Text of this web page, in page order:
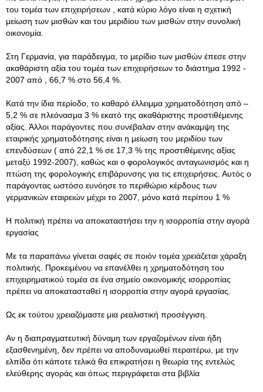
του τομέα των επιχειρήσεων , κατά κύριο λόγο είναι η σχετική
μείωση των μισθών και του μεριδίου των μισθών στην συνολική
οικονομία.
Στη Γερμανία, για παράδειγμα, το μερίδιο των μισθών έπεσε στην
ακαθάριστη αξία του τομέα των επιχειρήσεων το διάστημα 1992 -
2007 από , 66,7 % στο 56,4 %.
Κατά την ίδια περίοδο, το καθαρό έλλειμμα χρηματοδότηση από –
5,2 % σε πλεόνασμα 3 % εκατό της ακαθάριστης προστιθέμενης
αξίας. Άλλοι παράγοντες που συνέβαλαν στην ανάκαμψη της
εταιρικής χρηματοδότησης είναι η μείωση του μεριδίου των
επενδύσεων ( από 22,1 % σε 17,3 % της προστιθέμενης αξίας
μεταξύ 1992-2007), καθώς και ο φορολογικός ανταγωνισμός και η
πτώση της φορολογικής επιβάρυνσης για τις επιχειρήσεις. Αυτός ο
παράγοντας ωστόσο ευνόησε το περιθώριο κέρδους των
γερμανικών εταιρειών μέχρι το 2007, μόνο κατά περίπου 1 %
Η πολιτική πρέπει να αποκαταστήσει την η ισορροπία στην αγορά
εργασίας
Με τα παραπάνω γίνεται σαφές σε ποιόν τομέα χρειάζεται χάραξη
πολιτικής. Προκειμένου να επανέλθει η χρηματοδότηση του
επιχειρηματικού τομέα σε ένα σημείο οικονομικής ισορροπίας
πρέπει να αποκατασταθεί η ισορροπία στην αγορά εργασίας.
Ως εκ τούτου χρειαζόμαστε μια ρεαλιστική προσέγγιση.
Αν η διαπραγματευτική δύναμη των εργαζομένων είναι ήδη
εξασθενημένη, δεν πρέπει να αποδυναμωθεί περαιτέρω, με την
ελπίδα ότι κάποτε τελικά θα επικρατήσει η θεωρία της εντελώς
ελεύθερης αγοράς και όπως περιγράφεται στα βιβλία